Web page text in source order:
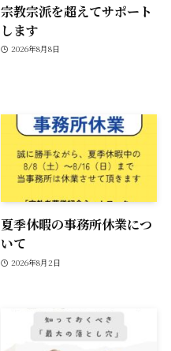
宗教宗派を超えてサポート
します
2026年8月8日
夏季休暇の事務所休業につ
いて
2026年8月2日